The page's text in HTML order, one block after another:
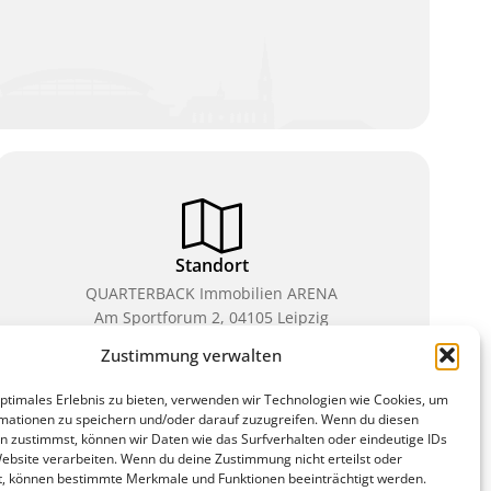
Zustimmung verwalten
Erlebnis zu bieten, verwenden wir Technologien wie Cookies, um
zu speichern und/oder darauf zuzugreifen. Wenn du diesen
zustimmst, können wir Daten wie das Surfverhalten oder eindeutige IDs
verarbeiten. Wenn du deine Zustimmung nicht erteilst oder
können bestimmte Merkmale und Funktionen beeinträchtigt werden.
Standort
QUARTERBACK Immobilien ARENA
Am Sportforum 2, 04105 Leipzig
Sie erreichen uns mit dem Öffentlichen Nahverkehr:
Waldplatz/Arena. Kostenfreies Parken ist während
des Ticketkaufs möglich.